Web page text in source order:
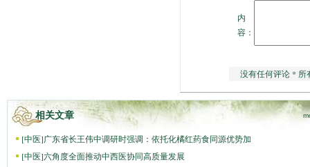
内
容：
没有任何评论 * 所
相关文章
[中医]广东省长王伟中调研时强调：依托化橘红药食同源优势加
[中医]六角度全面推动中西医协同高质量发展